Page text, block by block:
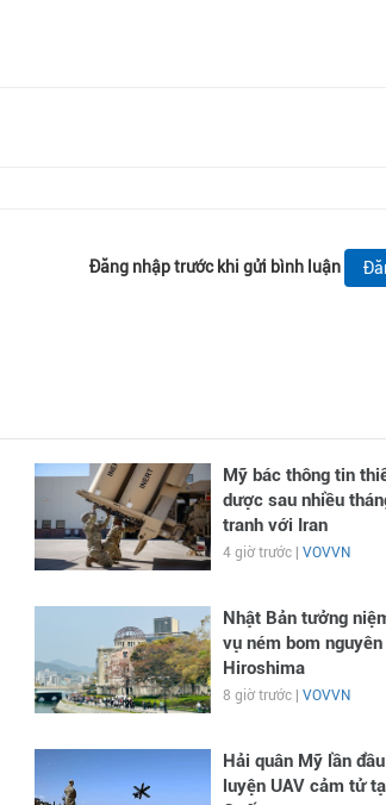
Đăng nhập trước khi gửi bình luận
Mỹ bác thông tin
dược sau nhiều
tranh với Iran
4 giờ trước | VOVVN
Nhật Bản tưởng
vụ ném bom
Hiroshima
8 giờ trước | VOVVN
Hải quân Mỹ lần
luyện UAV cảm tử